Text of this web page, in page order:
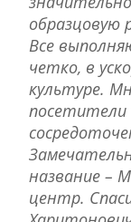
образцовую
Все
четко, в
культуре.
посетители
название –
центр.